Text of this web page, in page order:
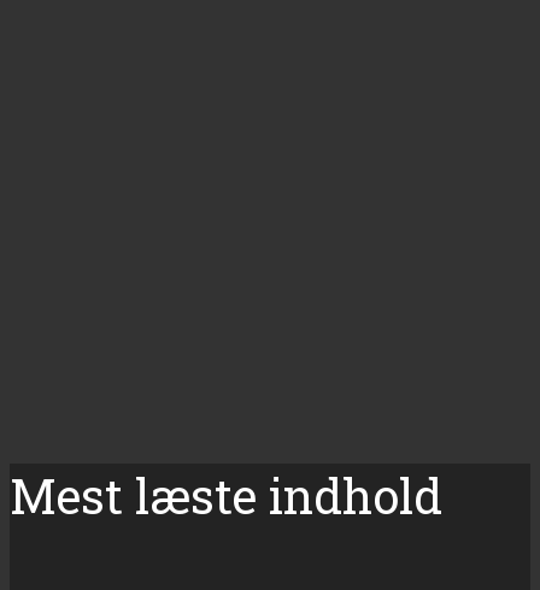
Mest læste indhold